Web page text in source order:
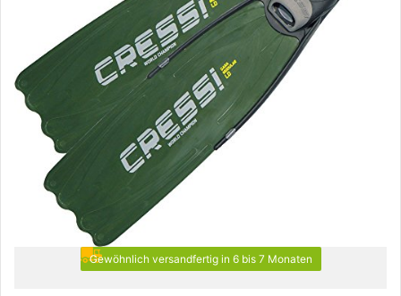
der
Produktseite
gewählt
werden
Gewöhnlich versandfertig in 6 bis 7 Monaten